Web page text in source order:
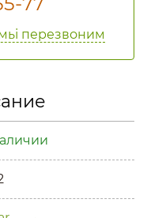
перезвоним